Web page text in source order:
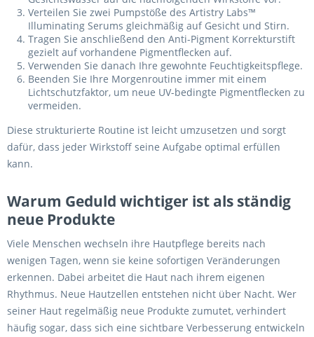
Verteilen Sie zwei Pumpstöße des Artistry Labs™
Illuminating Serums gleichmäßig auf Gesicht und Stirn.
Tragen Sie anschließend den Anti-Pigment Korrekturstift
gezielt auf vorhandene Pigmentflecken auf.
Verwenden Sie danach Ihre gewohnte Feuchtigkeitspflege.
Beenden Sie Ihre Morgenroutine immer mit einem
Lichtschutzfaktor, um neue UV-bedingte Pigmentflecken zu
vermeiden.
Diese strukturierte Routine ist leicht umzusetzen und sorgt
dafür, dass jeder Wirkstoff seine Aufgabe optimal erfüllen
kann.
Warum Geduld wichtiger ist als ständig
neue Produkte
Viele Menschen wechseln ihre Hautpflege bereits nach
wenigen Tagen, wenn sie keine sofortigen Veränderungen
erkennen. Dabei arbeitet die Haut nach ihrem eigenen
Rhythmus. Neue Hautzellen entstehen nicht über Nacht. Wer
seiner Haut regelmäßig neue Produkte zumutet, verhindert
häufig sogar, dass sich eine sichtbare Verbesserung entwickeln